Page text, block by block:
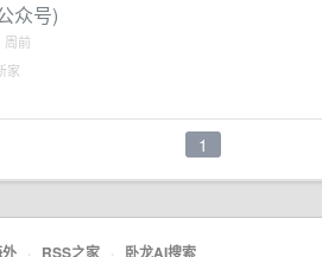
众号)
周前
家
1
· RSS之家 · 卧龙AI搜索